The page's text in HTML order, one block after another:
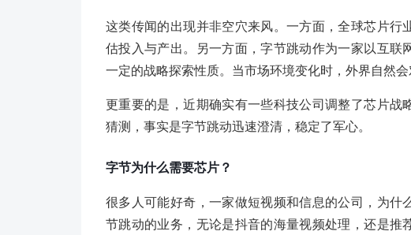
这类传闻的出现并非空穴来风。一方面，全球芯片行
估投入与产出。另一方面，字节跳动作为一家以互联
一定的战略探索性质。当市场环境变化时，外界自然会
更重要的是，近期确实有一些科技公司调整了芯片战
猜测，事实是字节跳动迅速澄清，稳定了军心。
字节为什么需要芯片？
很多人可能好奇，一家做短视频和信息的公司，为什
节跳动的业务，无论是抖音的海量视频处理，还是推